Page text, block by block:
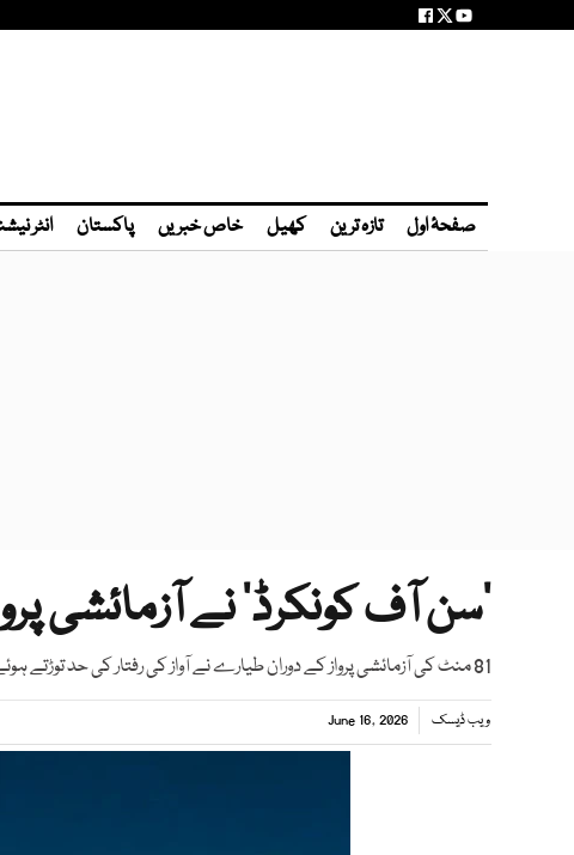
صفحۂ اول تازہ ترین کھیل خاص خبریں پاکستان انٹر
’سن آف کونکرڈ‘ نے آزمائشی
81 منٹ کی آزمائشی پرواز کے دوران طیارے نے آواز کی رفتار کی حد توڑتے ہوئے 713 میل فی گھنٹہ کی رفتار حاصل کی
ویب ڈیسک June 16, 2026